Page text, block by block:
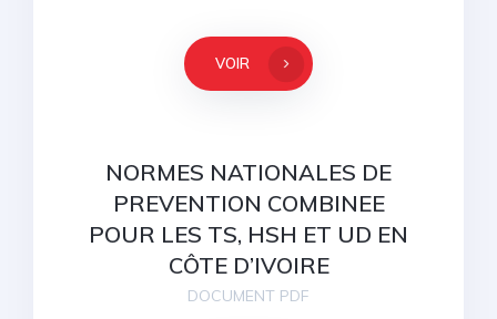
VOIR
NORMES NATIONALES DE
PREVENTION COMBINEE
POUR LES TS, HSH ET UD EN
CÔTE D’IVOIRE
DOCUMENT PDF